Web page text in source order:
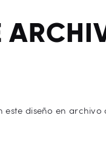
diseño en